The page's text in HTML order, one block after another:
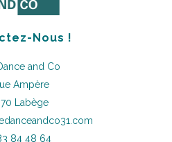
Nous !
and Co
Ampère
Labège
84 48 64